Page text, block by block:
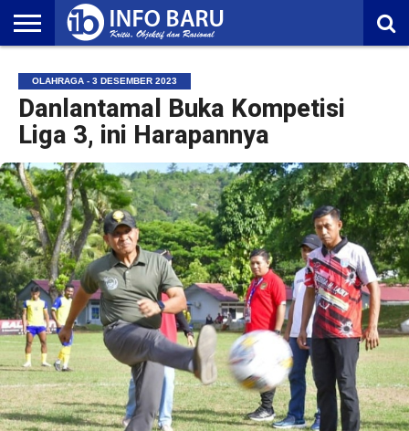
NASIONAL
AMBONIA
MALUKU
EKONOMI
POLITIK
OLAHRAGA
LIFESTYLE
REDAKSI
OLAHRAGA - 3 DESEMBER 2023
Danlantamal Buka Kompetisi
Liga 3, ini Harapannya